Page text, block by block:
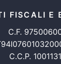
FISCALI E
C.F.
C.C.P.